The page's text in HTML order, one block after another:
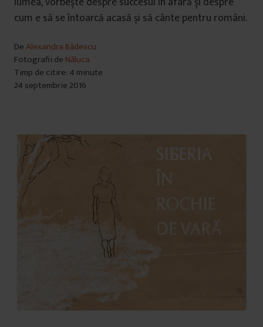
cum e să se întoarcă acasă și să cânte pentru români.
DeAlexandra Bădescu
Fotografii de Năluca
Timp de citire: 4 minute
24 septembrie 2016